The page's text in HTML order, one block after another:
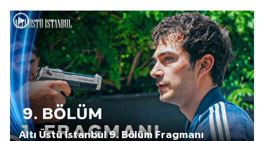
Altı Üstü İstanbul 9. Bölüm Fragmanı